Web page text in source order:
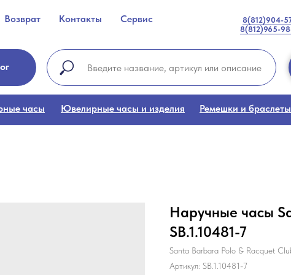
Возврат Контакты
Сервис
8(812)904-
8(812)965-
часы Ювелирные часы и изделия Ремешки и браслеты
Наручные часы
SB.1.10481-7
Santa Barbara Polo & Racquet
Артикул: SB.1.10481-7